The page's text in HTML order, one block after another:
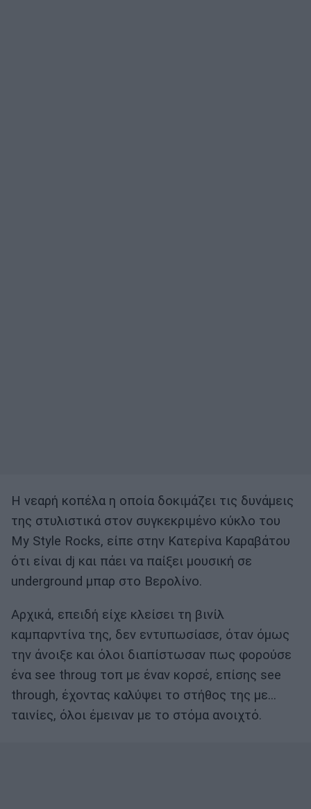
Η νεαρή κοπέλα η οποία δοκιμάζει τις δυνάμεις
της στυλιστικά στον συγκεκριμένο κύκλο του
My Style Rocks, είπε στην Κατερίνα Καραβάτου
ότι είναι dj και πάει να παίξει μουσική σε
underground μπαρ στο Βερολίνο.
Αρχικά, επειδή είχε κλείσει τη βινίλ
καμπαρντίνα της, δεν εντυπωσίασε, όταν όμως
την άνοιξε και όλοι διαπίστωσαν πως φορούσε
ένα see throug τοπ με έναν κορσέ, επίσης see
through, έχοντας καλύψει το στήθος της με...
ταινίες, όλοι έμειναν με το στόμα ανοιχτό.